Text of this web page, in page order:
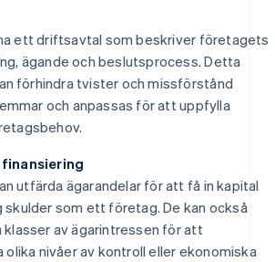
ett driftsavtal som beskriver företagets
ägande och beslutsprocess. Detta
förhindra tvister och missförstånd
och anpassas för att uppfylla
utfärda ägarandelar för att få in kapital
skulder som ett företag. De kan också
klasser av ägarintressen för att
olika nivåer av kontroll eller ekonomiska